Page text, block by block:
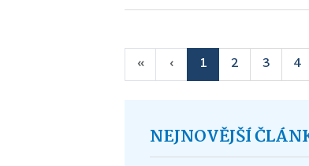
« ‹ 1 2 3 4
NEJNOVĚJŠÍ